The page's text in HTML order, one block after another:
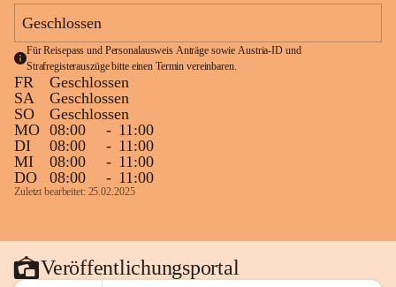
Geschlossen
Für Reisepass und Personalausweis Anträge sowie Austria-ID und
Strafregisterauszüge bitte einen Termin vereinbaren.
FR
Geschlossen
SA
Geschlossen
SO
Geschlossen
MO 08:00 - 11:00
DI
08:00 - 11:00
MI
08:00 - 11:00
DO
08:00 - 11:00
Zuletzt bearbeitet: 25.02.2025
Veröffentlichungsportal